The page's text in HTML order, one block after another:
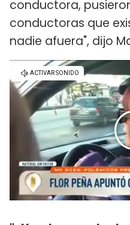
conductora,
conductoras que
nadie afuera", dijo